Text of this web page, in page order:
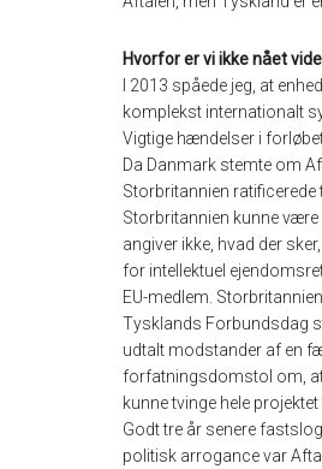
Hvorfor er vi ikke nået
I 2013 spåede jeg, at
komplekst internationalt
Vigtige hændelser i
Da Danmark stemte om
Storbritannien ratificerede
Storbritannien kunne være
angiver ikke, hvad der
for intellektuel
EU-medlem.
Tysklands Forbundsdag
udtalt modstander af en
forfatningsdomstol om,
kunne tvinge hele
Godt tre år senere
politisk arrogance var